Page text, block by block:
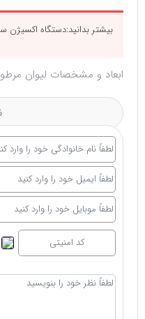
بیشتر بدانید:دستگاه اکسیژن‌
ابعاد و مشخصات لیوان